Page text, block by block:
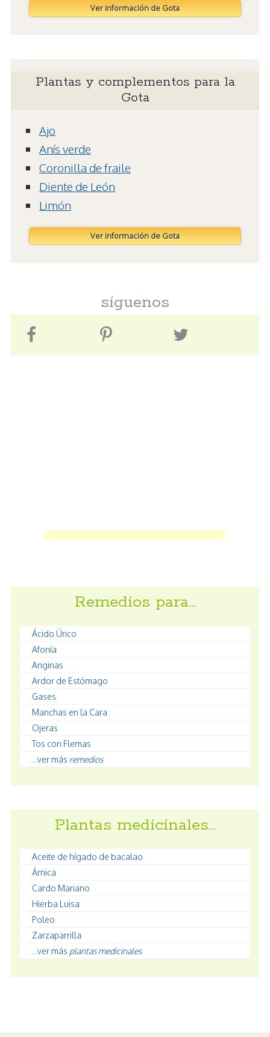
Ver información de Gota
Plantas y complementos para la
Gota
Ajo
Anís verde
Coronilla de fraile
Diente de León
Limón
Ver información de Gota
síguenos
Remedios para…
Ácido Úrico
Afonía
Anginas
Ardor de Estómago
Gases
Manchas en la Cara
Ojeras
Tos con Flemas
...ver más remedios
Plantas medicinales…
Aceite de hígado de bacalao
Árnica
Cardo Mariano
Hierba Luisa
Poleo
Zarzaparrilla
...ver más plantas medicinales